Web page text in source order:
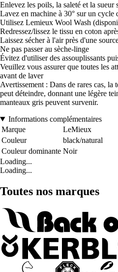
Enlevez les poils, la saleté et la sueur
Lavez en machine à 30° sur un cycle
Utilisez Lemieux Wool Wash
Redressez/lissez le tissu en coton
Laissez sécher à l'air près d'une
Ne pas passer au sèche-linge
Évitez d'utiliser des assouplissants
Veuillez vous assurer que toutes les
avant de laver
Avertissement : Dans de rares cas, la
peut déteindre, donnant une légère
manteaux gris peuvent survenir.
Informations complémentaires
Marque
LeMieux
Couleur
black/natural
Couleur dominante Noir
Loading...
Loading...
Toutes nos marques